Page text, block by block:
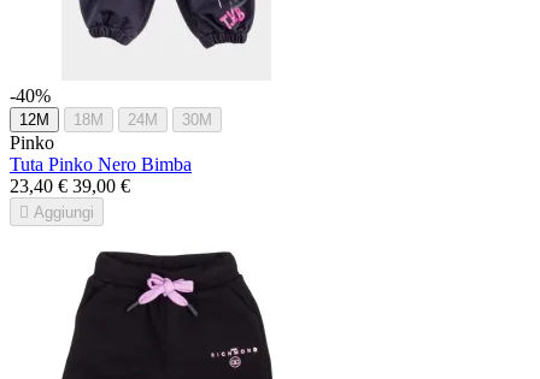
-40%
12M 18M 24M 30M
Pinko
Tuta Pinko Nero Bimba
23,40 € 39,00 €
 Aggiungi